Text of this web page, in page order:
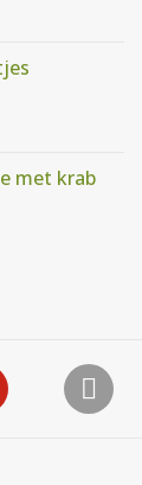
met krab